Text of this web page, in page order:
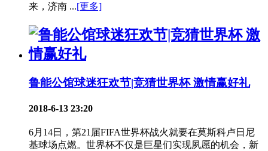
来，济南 ...[更多]
鲁能公馆球迷狂欢节|竞猜世界杯 激情赢好礼
2018-6-13 23:20
6月14日，第21届FIFA世界杯战火就要在莫斯科卢日尼
基球场点燃。世界杯不仅是巨星们实现夙愿的机会，新